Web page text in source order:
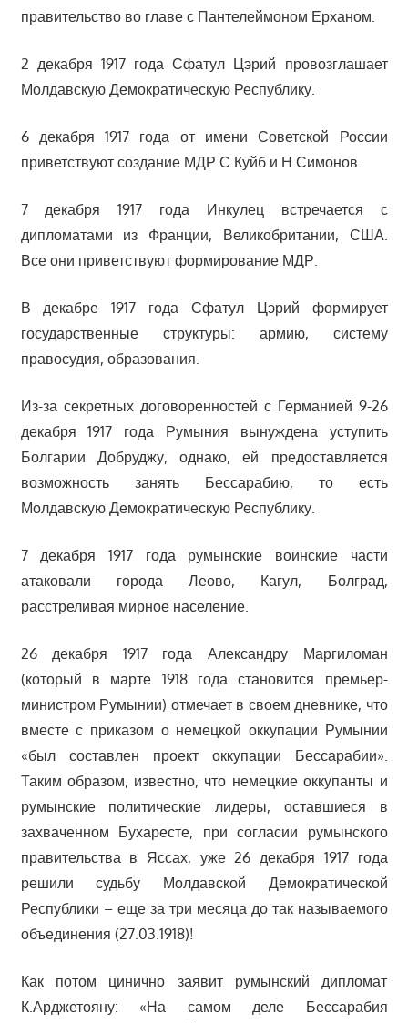
правительство во главе с Пантелеймоном Ерханом.
2 декабря 1917 года Сфатул Цэрий провозглашает
Молдавскую Демократическую Республику.
6 декабря 1917 года от имени Советской России
приветствуют создание МДР С.Куйб и Н.Симонов.
7 декабря 1917 года Инкулец встречается с
дипломатами из Франции, Великобритании, США.
Все они приветствуют формирование МДР.
В декабре 1917 года Сфатул Цэрий формирует
государственные структуры: армию, систему
правосудия, образования.
Из-за секретных договоренностей с Германией 9-26
декабря 1917 года Румыния вынуждена уступить
Болгарии Добруджу, однако, ей предоставляется
возможность занять Бессарабию, то есть
Молдавскую Демократическую Республику.
7 декабря 1917 года румынские воинские части
атаковали города Леово, Кагул, Болград,
расстреливая мирное население.
26 декабря 1917 года Александру Маргиломан
(который в марте 1918 года становится премьер-
министром Румынии) отмечает в своем дневнике, что
вместе с приказом о немецкой оккупации Румынии
«был составлен проект оккупации Бессарабии».
Таким образом, известно, что немецкие оккупанты и
румынские политические лидеры, оставшиеся в
захваченном Бухаресте, при согласии румынского
правительства в Яссах, уже 26 декабря 1917 года
решили судьбу Молдавской Демократической
Республики – еще за три месяца до так называемого
объединения (27.03.1918)!
Как потом цинично заявит румынский дипломат
К.Арджетояну: «На самом деле Бессарабия